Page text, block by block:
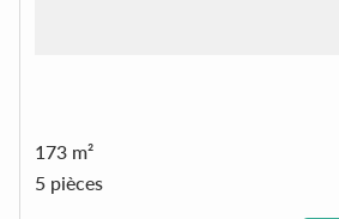
173 m²
5 pièces